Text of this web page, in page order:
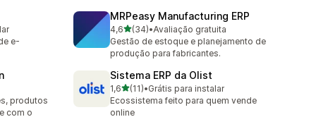
e-
MRPeasy Manufacturing ERP
4,6de 5 estrelas
(34)
34 avaliações ao todo
•Avaliação gratuita
Gestão de estoque e planejamento de
produção para fabricantes.
produtos
com o
Sistema ERP da Olist
1,6de 5 estrelas
(11)
11 avaliações ao todo
•Grátis para instalar
Ecossistema feito para quem vende
online